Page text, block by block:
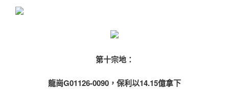
第十宗地：
龍崗G01126-0090， 保利以14.15億拿下